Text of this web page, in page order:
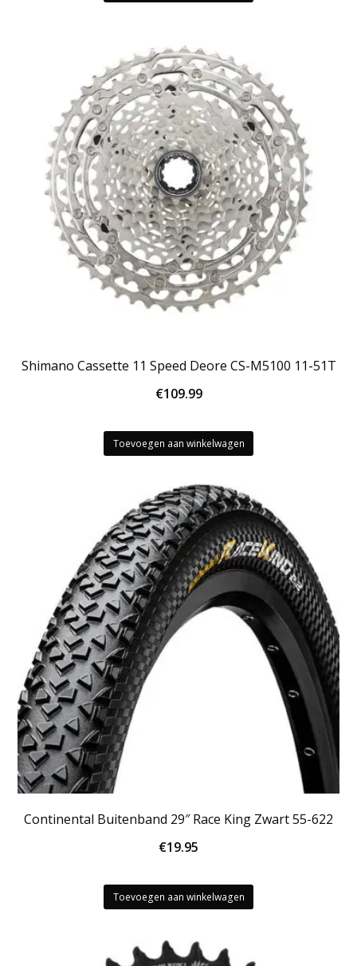
Shimano Cassette 11 Speed Deore CS-M5100 11-51T
€109.99
Toevoegen aan winkelwagen
Continental Buitenband 29″ Race King Zwart 55-622
€19.95
Toevoegen aan winkelwagen